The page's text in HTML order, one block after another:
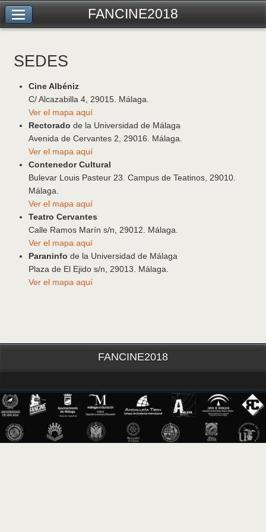
FANCINE2018
SEDES
Cine Albéniz
C/ Alcazabilla 4, 29015. Málaga.
Ver el mapa aquí
Rectorado de la Universidad de Málaga
Avenida de Cervantes 2, 29016. Málaga.
Ver el mapa aquí
Contenedor Cultural
Bulevar Louis Pasteur 23. Campus de Teatinos, 29010.
Málaga.
Ver el mapa aquí
Teatro Cervantes
Calle Ramos Marín s/n, 29012. Málaga.
Ver el mapa aquí
Paraninfo de la Universidad de Málaga
Plaza de El Ejido s/n, 29013. Málaga.
Ver el mapa aquí
FANCINE2018